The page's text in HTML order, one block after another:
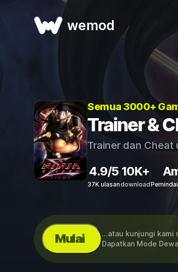
wemod
Semua 3000+
Trainer &
Trainer dan Cheat
4.9/5
37K ulasan
10K+
download
Mulai ...atau kunjungi kami
Dapatkan Mode